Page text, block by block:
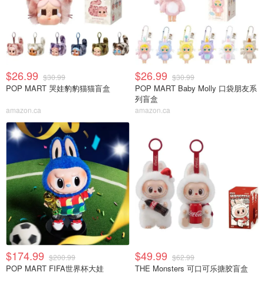
$26.99 $30.99
POP MART 哭娃豹豹猫猫盲盒
amazon.ca
$26.99 $30.99
POP MART Baby Molly 口袋朋友系
列盲盒
amazon.ca
$174.99 $200.99
POP MART FIFA世界杯大娃
$49.99 $62.99
THE Monsters 可口可乐搪胶盲盒